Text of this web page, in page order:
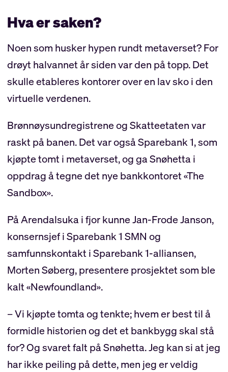
Hva er saken?
Noen som husker hypen rundt metaverset? For
drøyt halvannet år siden var den på topp. Det
skulle etableres kontorer over en lav sko i den
virtuelle verdenen.
Brønnøysundregistrene og Skatteetaten var
raskt på banen. Det var også Sparebank 1, som
kjøpte tomt i metaverset, og ga Snøhetta i
oppdrag å tegne det nye bankkontoret «The
Sandbox».
På Arendalsuka i fjor kunne Jan-Frode Janson,
konsernsjef i Sparebank 1 SMN og
samfunnskontakt i Sparebank 1-alliansen,
Morten Søberg, presentere prosjektet som ble
kalt «Newfoundland».
– Vi kjøpte tomta og tenkte; hvem er best til å
formidle historien og det et bankbygg skal stå
for? Og svaret falt på Snøhetta. Jeg kan si at jeg
har ikke peiling på dette, men jeg er veldig